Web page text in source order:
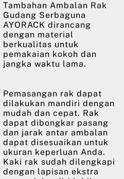
Tambahan Ambalan Rak
Gudang Serbaguna
AYORACK dirancang
dengan material
berkualitas untuk
pemakaian kokoh dan
jangka waktu lama.
Pemasangan rak dapat
dilakukan mandiri dengan
mudah dan cepat. Rak
dapat dibongkar pasang
dan jarak antar ambalan
dapat disesuaikan untuk
ukuran keperluan Anda.
Kaki rak sudah dilengkapi
dengan lapisan ekstra